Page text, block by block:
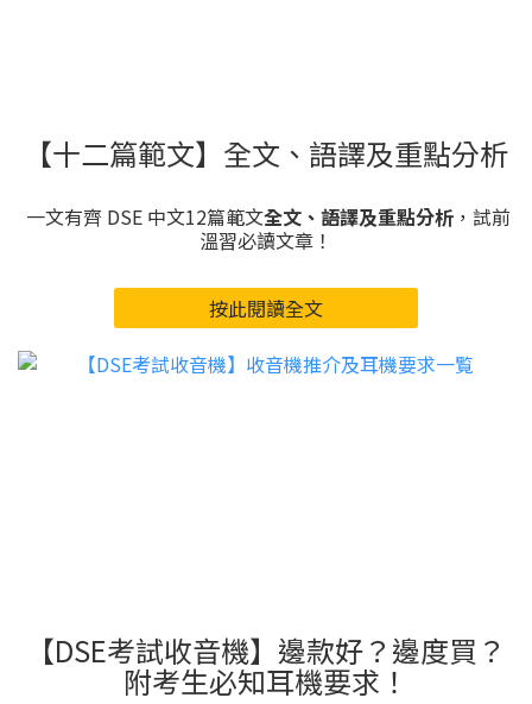
【十二篇範文】全文、語譯及重點分析
一文有齊 DSE 中文12篇範文全文、語譯及重點分析 ，試前
溫習必讀文章！
按此閱讀全文
【DSE考試收音機】邊款好？邊度買？
附考生必知耳機要求！